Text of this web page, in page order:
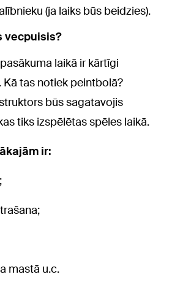
(ja laiks būs beidzies).
vecpuisis?
laikā ir kārtīgi
tas notiek peintbolā?
būs sagatavojis
tiks izspēlētas spēles laikā.
ir:
mastā u.c.